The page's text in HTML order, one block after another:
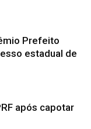
Prefeito
estadual de
após capotar